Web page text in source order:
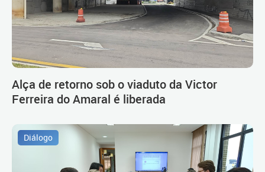
Alça de retorno sob o viaduto da Victor
Ferreira do Amaral é liberada
Diálogo